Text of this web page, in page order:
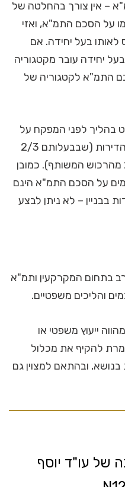
– אין צורך בהחלטה של
על הסכם התמ"א, ואזי
בעל יחידה. אם
יחידה עובר מקטגוריה
התמ"א לקטגוריה של
בהליך לפני המפקח על
המקרקעין, וזאת מצד רוב בעלי הדירות (שבבעלותם 2/3
מהיחידות בבית המשותף, ו-2/3 מהרכוש המשותף). כמובן
על הסכם התמ"א הינם
מ-66% מהיחידות בבניין – לא ניתן לבצע
רב בתחום המקרקעין ותמ"א
ייעוץ משפטי או
להקיף את מכלול
ובהתאם למצוין גם
של עו"ד יוסף